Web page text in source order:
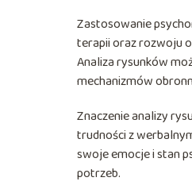
Zastosowanie
terapii oraz rozwoju
Analiza rysunków
mechanizmów
Znaczenie analizy
trudności z
swoje emocje i stan
potrzeb.